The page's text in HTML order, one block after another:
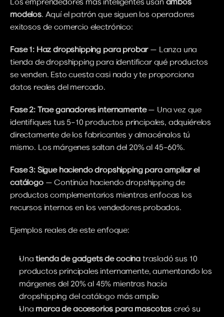
modelos. Aquí el patrón que siguen los operadores
exitosos de comercio electrónico:
Fase 1: Haz dropshipping para probar — Lanza una
tienda de dropshipping para identificar qué productos
se venden. Esto cuesta casi nada y te proporciona
datos reales del mercado.
Fase 2: Trae ganadores internamente — Una vez que
identifiques tus 5–10 productos principales, adquiérelos
directamente de los fabricantes y almacénalos tú
mismo. Los márgenes saltan del 20% al 45–60%.
Fase 3: Sigue haciendo dropshipping para ampliar el
catálogo — Continúa haciendo dropshipping de
productos complementarios mientras enfocas los
recursos internos en los vendedores probados.
Ejemplos reales de este enfoque:
Una tienda de gadgets de cocina trasladó sus 10
productos principales internamente, aumentando los
márgenes del 20% al 45% mientras hacía
dropshipping del catálogo más amplio
Una marca de accesorios para mascotas creó su